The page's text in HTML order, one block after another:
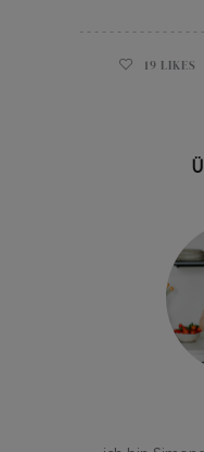
19 LIKES